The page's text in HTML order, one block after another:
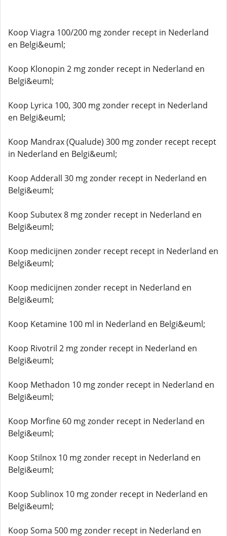
Koop Viagra 100/200 mg zonder recept in Nederland
en Belgi&euml;
Koop Klonopin 2 mg zonder recept in Nederland en
Belgi&euml;
Koop Lyrica 100, 300 mg zonder recept in Nederland
en Belgi&euml;
Koop Mandrax (Qualude) 300 mg zonder recept recept
in Nederland en Belgi&euml;
Koop Adderall 30 mg zonder recept in Nederland en
Belgi&euml;
Koop Subutex 8 mg zonder recept in Nederland en
Belgi&euml;
Koop medicijnen zonder recept recept in Nederland en
Belgi&euml;
Koop medicijnen zonder recept in Nederland en
Belgi&euml;
Koop Ketamine 100 ml in Nederland en Belgi&euml;
Koop Rivotril 2 mg zonder recept in Nederland en
Belgi&euml;
Koop Methadon 10 mg zonder recept in Nederland en
Belgi&euml;
Koop Morfine 60 mg zonder recept in Nederland en
Belgi&euml;
Koop Stilnox 10 mg zonder recept in Nederland en
Belgi&euml;
Koop Sublinox 10 mg zonder recept in Nederland en
Belgi&euml;
Koop Soma 500 mg zonder recept in Nederland en